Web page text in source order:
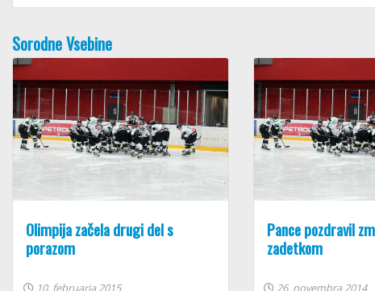
Sorodne Vsebine
Olimpija začela drugi del s
porazom
10. februarja 2015
Pance pozdravil
zadetkom
26. novembra 2014